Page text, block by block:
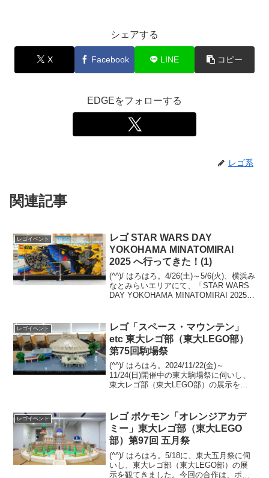
シェアする
X Facebook LINE コピー
EDGEをフォローする
レゴ系
関連記事
レゴイベント
レゴ STAR WARS DAY
YOKOHAMA MINATOMIRAI
2025 へ行ってきた！(1)
(^^)/ はろはろ。4/26(土)～5/6(火)、横浜み
なとみらいエリアにて、「STAR WARS
DAY YOKOHAMA MINATOMIRAI 2025」
で、...
レゴイベント
レゴ「スペース・マウンテン」
etc 東大レゴ部（東大LEGO部）
第75回駒場祭
(^^)/ はろはろ。2024/11/22(金)～
11/24(日)開催中の東大駒場祭に伺いし、
東大レゴ部（東大LEGO部）の展示を観
「スペース・マウンテン」、「Welc...
レゴイベント
レゴ ポケモン「オレンジアカデ
ミー」東大レゴ部（東大LEGO
部）第97回 五月祭
(^^)/ はろはろ。5/18に、東大五月祭に伺
いし、東大レゴ部（東大LEGO部）の展
示を観てきました。今回の合作は、ポケ